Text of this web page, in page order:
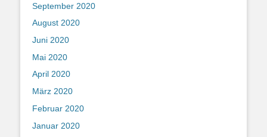
September 2020
August 2020
Juni 2020
Mai 2020
April 2020
März 2020
Februar 2020
Januar 2020